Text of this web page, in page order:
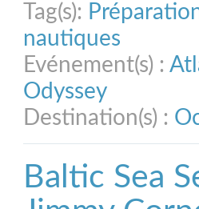
Tag(s):
nautiques
Evénement(s) :
Odyssey
Destination(s) :
Baltic Sea